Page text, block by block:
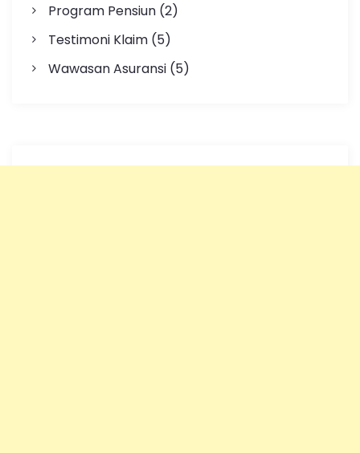
Program Pensiun(2)
Testimoni Klaim(5)
Wawasan Asuransi(5)